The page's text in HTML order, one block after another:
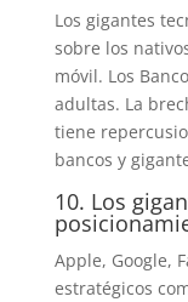
Los gigantes
sobre los
móvil. Los
adultas. La
tiene
bancos y
10. Los
Apple, Google,
estratégicos